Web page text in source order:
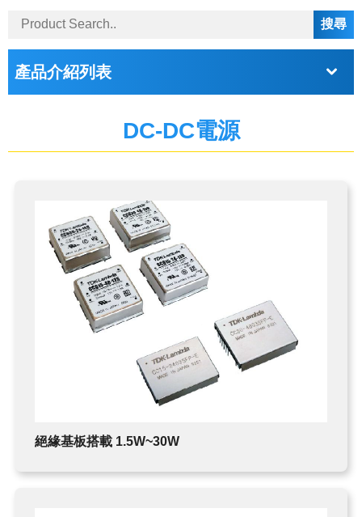
RF產品和模塊
電壓/過熱保護器件
壓電元件
鐵氧體磁鐵
導軌電源
DC-DC電源
DC-DC雙向轉換器
周邊配件
系統泵
快速換色系統
PEEK FILMS
MAGNETIC BEADS
詢價系統
聯絡我們
產品介紹列表
可編程直流電源(CVCC)
高壓電源
EMC濾波器
簡易恆流控制電源
AC-DC雙/多輸出電源
DC-DC雙向轉換器
DC-DC電源
絕緣基板搭載 1.5W~30W